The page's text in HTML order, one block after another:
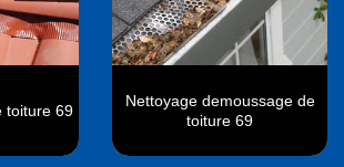
toiture 69
Nettoyage demoussage de
toiture 69